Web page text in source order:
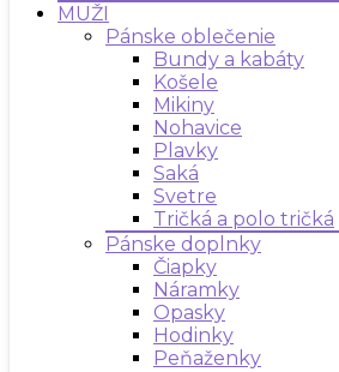
MUŽI
Pánske oblečenie
Bundy a kabáty
Košele
Mikiny
Nohavice
Plavky
Saká
Svetre
Tričká a polo tričká
Pánske doplnky
Čiapky
Náramky
Opasky
Hodinky
Peňaženky